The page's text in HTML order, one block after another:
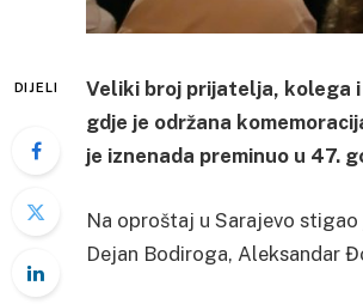
DIJELI
Veliki broj prijatelja, kolega
gdje je održana
je iznenada preminuo u 47.
Na oproštaj u Sarajevo
Dejan Bodiroga, Aleksandar